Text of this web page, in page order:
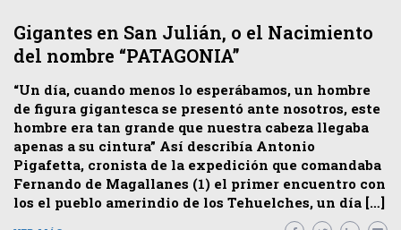
Gigantes en San Julián, o el Nacimiento
del nombre “PATAGONIA”
“Un día, cuando menos lo esperábamos, un hombre
de figura gigantesca se presentó ante nosotros, este
hombre era tan grande que nuestra cabeza llegaba
apenas a su cintura” Así describía Antonio
Pigafetta, cronista de la expedición que comandaba
Fernando de Magallanes (1) el primer encuentro con
los el pueblo amerindio de los Tehuelches, un día […]